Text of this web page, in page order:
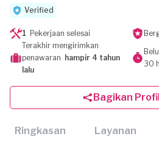
Verified
1 Pekerjaan selesai
Terakhir mengirimkan
penawaran hampir 4 tahun
lalu
30
Bagikan
Ringkasan Layanan